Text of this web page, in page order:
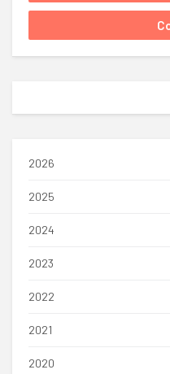
2026
2025
2024
2023
2022
2021
2020